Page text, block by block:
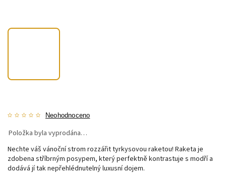
Neohodnoceno
Položka byla vyprodána…
Nechte váš vánoční strom rozzářit tyrkysovou raketou! Raketa je
zdobena stříbrným posypem, který perfektně kontrastuje s modří a
dodává jí tak nepřehlédnutelný luxusní dojem.